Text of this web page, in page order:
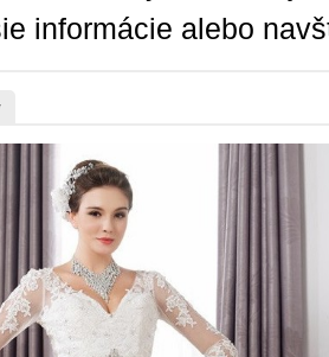
informácie alebo